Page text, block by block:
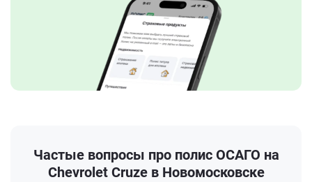
Частые вопросы про полис ОСАГО на
Chevrolet Cruze в Новомосковске